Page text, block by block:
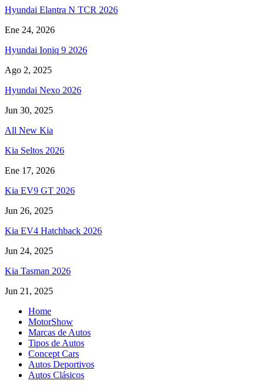
Hyundai Elantra N TCR 2026
Ene 24, 2026
Hyundai Ioniq 9 2026
Ago 2, 2025
Hyundai Nexo 2026
Jun 30, 2025
All New Kia
Kia Seltos 2026
Ene 17, 2026
Kia EV9 GT 2026
Jun 26, 2025
Kia EV4 Hatchback 2026
Jun 24, 2025
Kia Tasman 2026
Jun 21, 2025
Home
MotorShow
Marcas de Autos
Tipos de Autos
Concept Cars
Autos Deportivos
Autos Clásicos